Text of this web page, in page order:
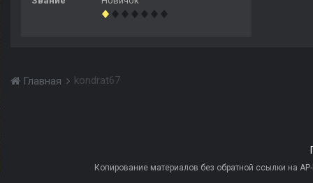
Главная kondrat67
Копирование материалов без обратной ссылки на